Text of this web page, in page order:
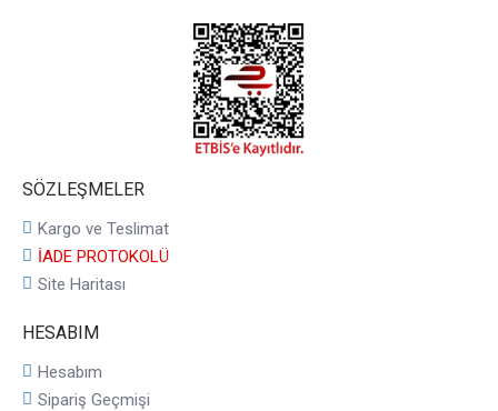
SÖZLEŞMELER
Kargo ve Teslimat
İADE PROTOKOLÜ
Site Haritası
HESABIM
Hesabım
Sipariş Geçmişi